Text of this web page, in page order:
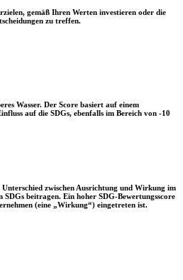
gemäß Ihren Werten investieren oder die
zu treffen.
Wasser. Der Score basiert auf einem
auf die SDGs, ebenfalls im Bereich von -10
zwischen Ausrichtung und Wirkung im
beitragen. Ein hoher SDG-Bewertungsscore
(eine „Wirkung“) eingetreten ist.